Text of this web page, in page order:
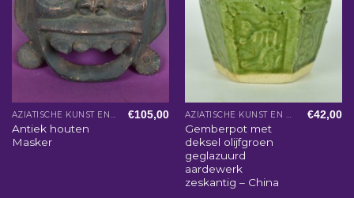
AZIATISCHE KUNST EN WOONACCESSOIRES
Antiek houten
Masker
€105,00 AZIATISCHE KUNST EN WOONACCESSOIRES
Gemberpot met
deksel olijfgroen
geglazuurd
aardewerk
zeskantig – China
€42,00